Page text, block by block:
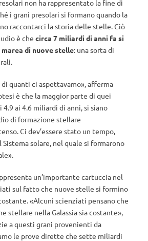
non ha rappresentato la fine di
i grani presolari si formano quando la
raccontarci la storia delle stelle. Ciò
è che circa 7 miliardi di anni fa si
di nuove stelle: una sorta di
quanti ci aspettavamo», afferma
è che la maggior parte di quei
4.9 ai 4.6 miliardi di anni, si siano
di formazione stellare
Ci dev’essere stato un tempo,
Sistema solare, nel quale si formarono
un’importante cartuccia nel
sul fatto che nuove stelle si formino
«Alcuni scienziati pensano che
stellare nella Galassia sia costante»,
a questi grani provenienti da
le prove dirette che sette miliardi